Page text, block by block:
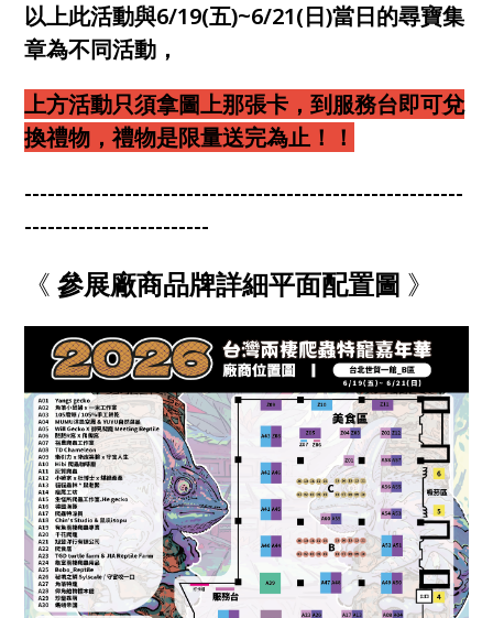
以上此活動與6/19(五)~6/21(日)當日的尋寶集
章為不同活動，
上方活動只須拿圖上那張卡，到服務台即可兌
換禮物，禮物是限量送完為止！！
---------------------------------------------------------
------------------------
《參展廠商品牌詳細平面配置圖 》